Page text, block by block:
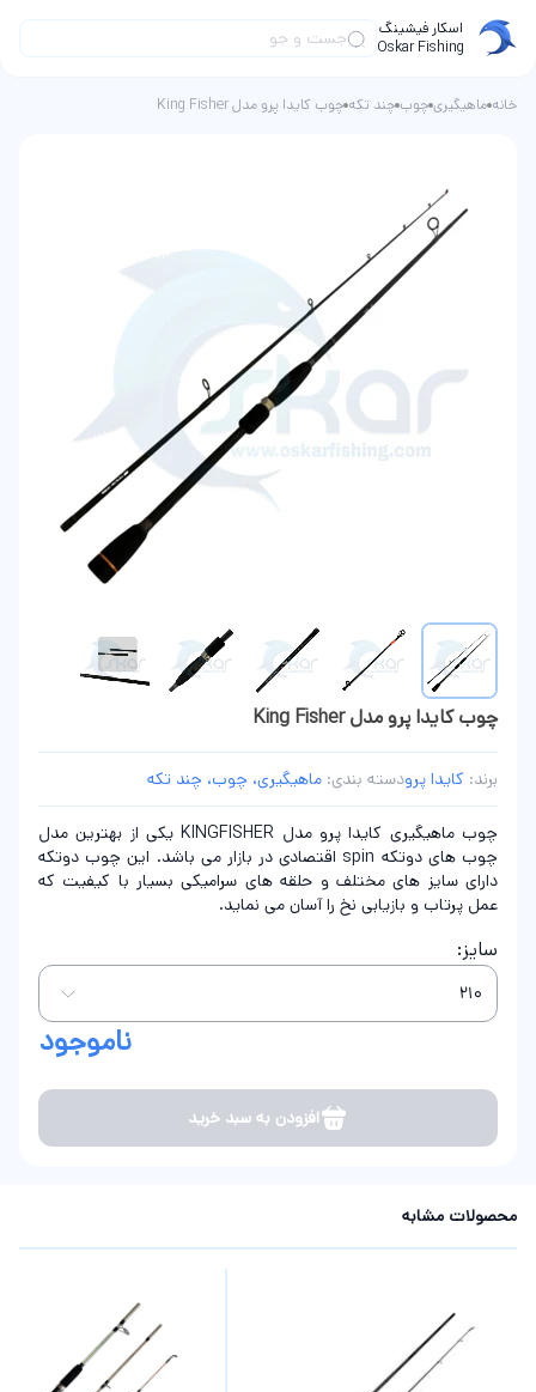
اسکار فیشینگ
Oskar Fishing
خانه ماهیگیری چوب چند تکه چوب کایدا پرو مدل King Fisher
چوب کایدا پرو مدل King Fisher
برند: کایدا پرودسته بندی: ماهیگیری، چوب، چند تکه
چوب ماهیگیری کایدا پرو مدل KINGFISHER یکی از بهترین مدل
چوب های دوتکه spin اقتصادی در بازار می باشد. این چوب دوتکه
دارای سایز های مختلف و حلقه های سرامیکی بسیار با کیفیت که
عمل پرتاب و بازیابی نخ را آسان می نماید.
سایز:
ناموجود
افزودن به سبد خرید
محصولات مشابه